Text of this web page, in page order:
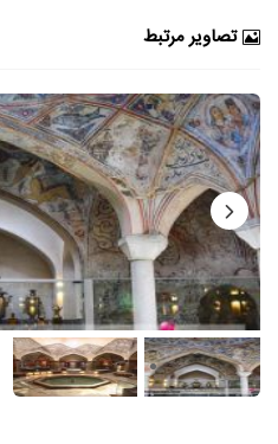
تصاویر مرتبط